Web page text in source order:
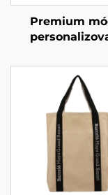
Premium
individuální
taštičky pro
maloobchod a
styl